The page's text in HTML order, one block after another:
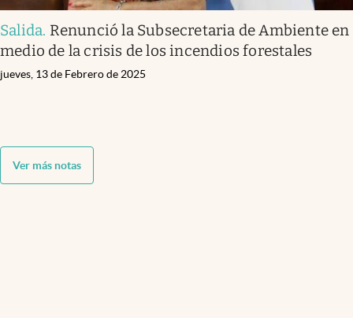
Salida. Renunció la Subsecretaria de Ambiente en
medio de la crisis de los incendios forestales
jueves, 13 de Febrero de 2025
Ver más notas